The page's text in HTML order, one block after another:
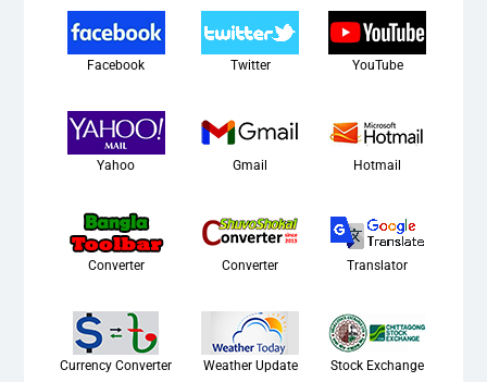
Facebook Twitter YouTube
Yahoo Gmail Hotmail
Converter Converter Translator
Currency Converter Weather Update Stock Exchange